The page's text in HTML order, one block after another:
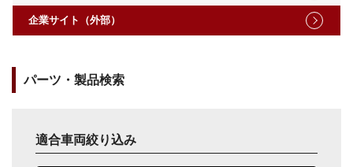
企業サイト（外部）
パーツ・製品検索
適合車両絞り込み